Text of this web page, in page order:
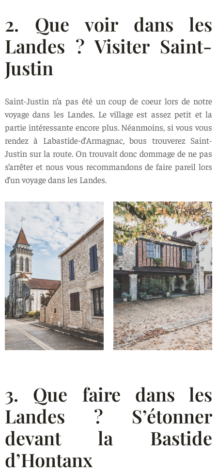
2. Que voir dans les
Landes ? Visiter Saint-
Justin
Saint-Justin n’a pas été un coup de coeur lors de notre
voyage dans les Landes. Le village est assez petit et la
partie intéressante encore plus. Néanmoins, si vous vous
rendez à Labastide-d’Armagnac, bous trouverez Saint-
Justin sur la route. On trouvait donc dommage de ne pas
s’arrêter et nous vous recommandons de faire pareil lors
d’un voyage dans les Landes.
3. Que faire dans les
Landes ? S’étonner
devant la Bastide
d’Hontanx